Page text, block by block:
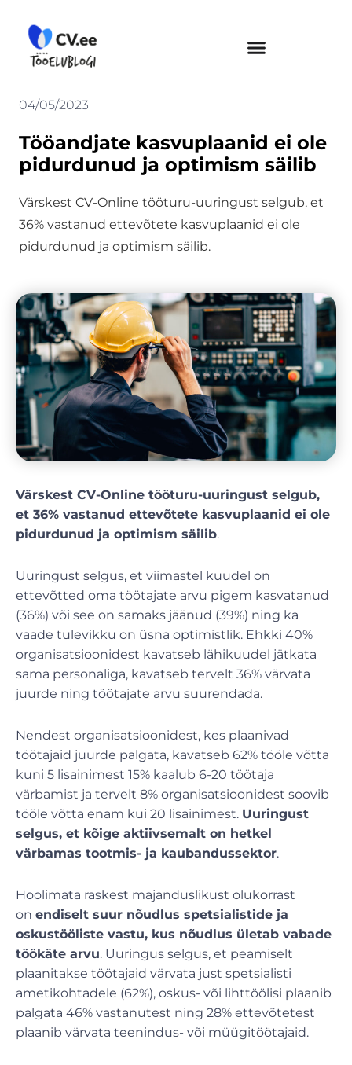
content
04/05/2023
Tööandjate kasvuplaanid ei ole
pidurdunud ja optimism säilib
Värskest CV-Online tööturu-uuringust selgub, et
36% vastanud ettevõtete kasvuplaanid ei ole
pidurdunud ja optimism säilib.
Värskest CV-Online tööturu-uuringust selgub,
et 36% vastanud ettevõtete kasvuplaanid ei ole
pidurdunud ja optimism säilib.
Uuringust selgus, et viimastel kuudel on
ettevõtted oma töötajate arvu pigem kasvatanud
(36%) või see on samaks jäänud (39%) ning ka
vaade tulevikku on üsna optimistlik. Ehkki 40%
organisatsioonidest kavatseb lähikuudel jätkata
sama personaliga, kavatseb tervelt 36% värvata
juurde ning töötajate arvu suurendada.
Nendest organisatsioonidest, kes plaanivad
töötajaid juurde palgata, kavatseb 62% tööle võtta
kuni 5 lisainimest 15% kaalub 6-20 töötaja
värbamist ja tervelt 8% organisatsioonidest soovib
tööle võtta enam kui 20 lisainimest. Uuringust
selgus, et kõige aktiivsemalt on hetkel
värbamas tootmis- ja kaubandussektor.
Hoolimata raskest majanduslikust olukorrast
on endiselt suur nõudlus spetsialistide ja
oskustööliste vastu, kus nõudlus ületab vabade
töökäte arvu. Uuringus selgus, et peamiselt
plaanitakse töötajaid värvata just spetsialisti
ametikohtadele (62%), oskus- või lihttöölisi plaanib
palgata 46% vastanutest ning 28% ettevõtetest
plaanib värvata teenindus- või müügitöötajaid.